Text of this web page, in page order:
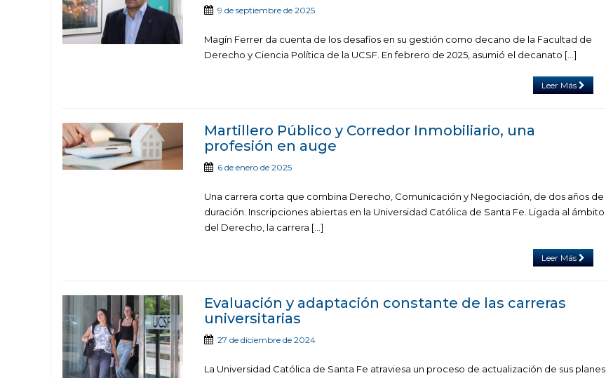
9 de septiembre de 2025
Magín Ferrer da cuenta de los desafíos en su gestión como decano de la Facultad de
Derecho y Ciencia Política de la UCSF. En febrero de 2025, asumió el decanato […]
Leer Más
Martillero Público y Corredor Inmobiliario, una
profesión en auge
6 de enero de 2025
Una carrera corta que combina Derecho, Comunicación y Negociación, de dos años de
duración. Inscripciones abiertas en la Universidad Católica de Santa Fe. Ligada al ámbito
del Derecho, la carrera […]
Leer Más
Evaluación y adaptación constante de las carreras
universitarias
27 de diciembre de 2024
La Universidad Católica de Santa Fe atraviesa un proceso de actualización de sus planes